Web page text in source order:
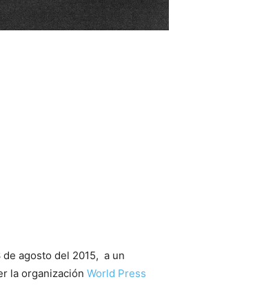
agosto del 2015, a un
la organización World Press